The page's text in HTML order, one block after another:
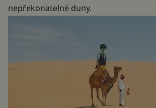
nepřekonatelné duny.